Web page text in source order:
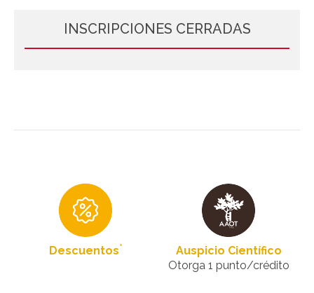
INSCRIPCIONES CERRADAS
Descuentos*
Auspicio Científico
Otorga 1 punto/crédito